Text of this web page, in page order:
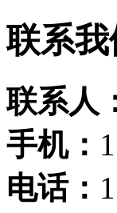
联系我
联系人
手机：
电话：